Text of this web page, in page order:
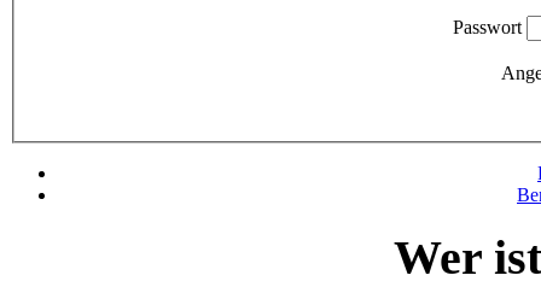
Passwort
Wer